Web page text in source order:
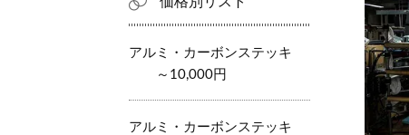
アルミ・カーボンステッキ
～10,000円
アルミ・カーボンステッキ